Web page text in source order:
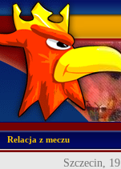
Relacja z meczu
Szczecin,